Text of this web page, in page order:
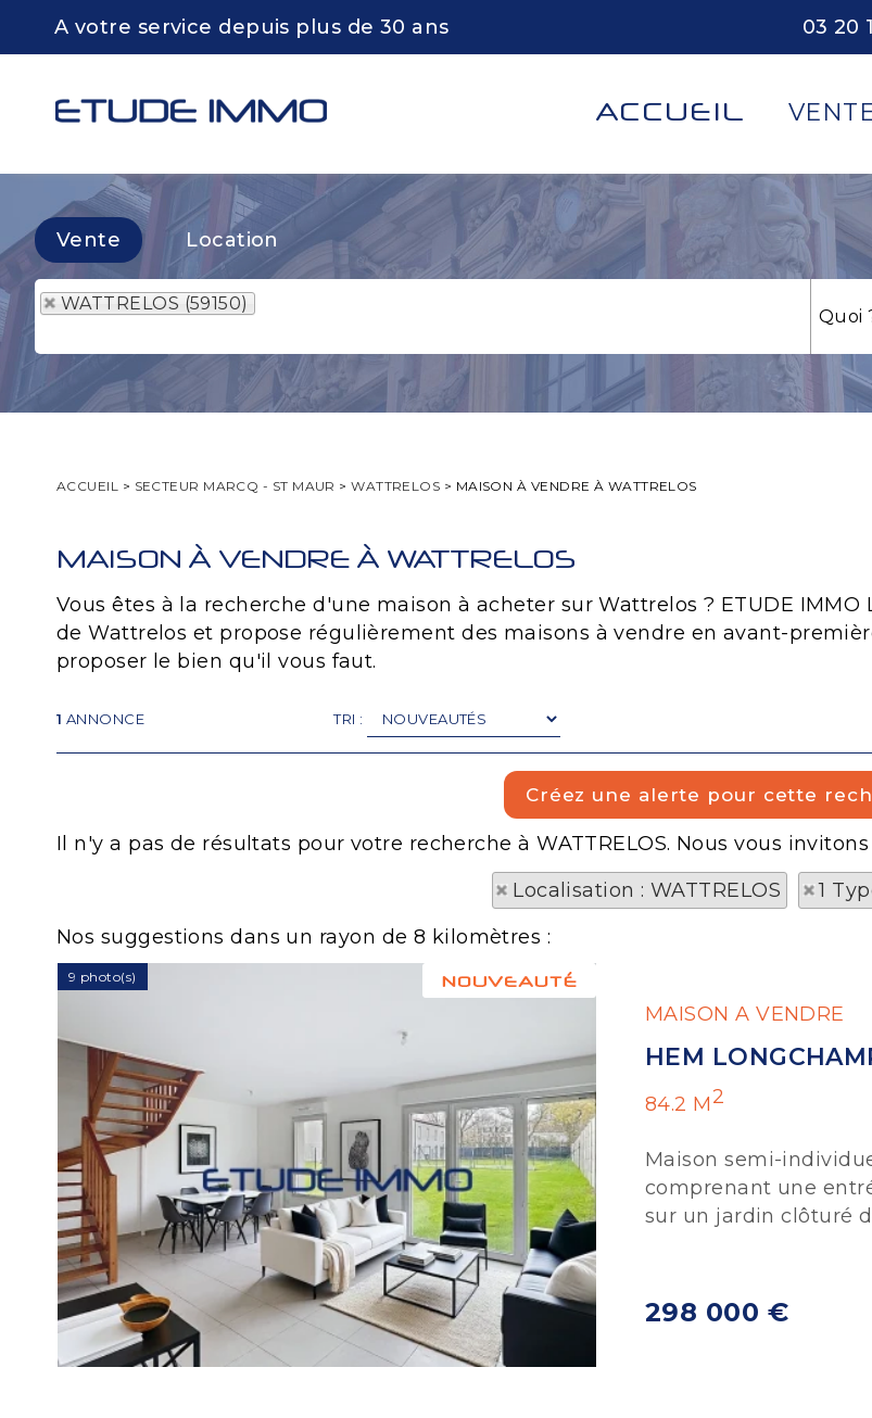
03 20
A votre service depuis plus de 30 ans
ACCUEIL
Vente Location
WATTRELOS (59150)
ACCUEIL > SECTEUR MARCQ - ST MAUR >WATTRELOS > MAISON À VENDRE À WATTRELOS
MAISON À VENDRE À WATTRELOS
Vous êtes à la recherche d'une maison à acheter sur Wattrelos ? ETUDE
de Wattrelos et propose régulièrement des maisons à vendre en avant-
proposer le bien qu'il vous faut.
1 ANNONCE TRI :
Il n'y a pas de résultats pour votre recherche à WATTRELOS. Nous vous
Localisation : WATTRELOS
1
Nos suggestions dans un rayon de 8 kilomètres :
9 photo(s)
298 000 €
MAISON A VENDRE
HEM
84.2 M2
Maison semi-
comprenant une
sur un jardin clôturé